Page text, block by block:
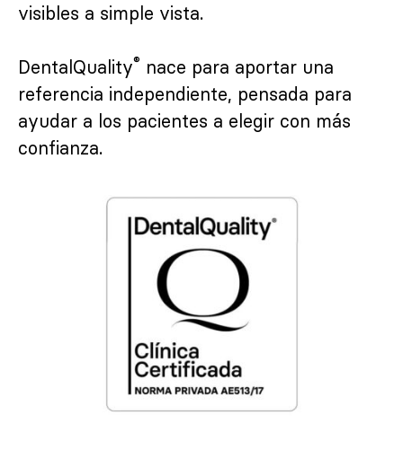
visibles a simple vista.
DentalQuality® nace para aportar una
referencia independiente, pensada para
ayudar a los pacientes a elegir con más
confianza.